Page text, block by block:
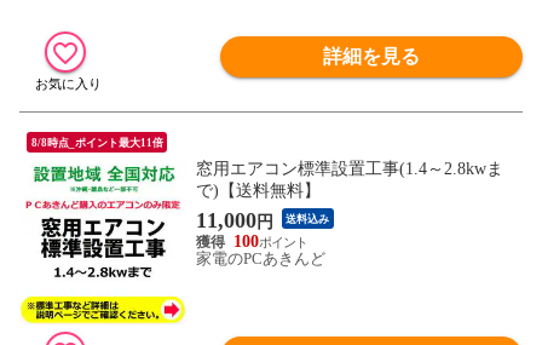
詳細を見る
8/8時点_ポイント最大11倍
窓用エアコン標準設置工事(1.4～2.8kwま
で)【送料無料】
11,000円 送料込み
100
家電のPCあきんど